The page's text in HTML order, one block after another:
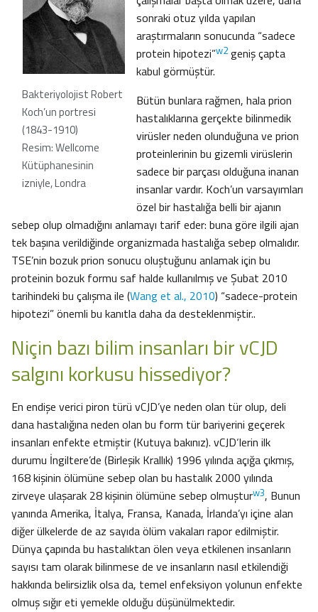
Bakteriyolojist Robert
Koch’un portresi
(1843-1910)
Resim: Wellcome
Kütüphanesinin
izniyle, Londra
sonraki otuz yılda yapılan
araştırmaların sonucunda “sadece
protein hipotezi”w2geniş çapta
kabul görmüştür.
Bütün bunlara rağmen, hala prion
hastalıklarına gerçekte bilinmedik
virüsler neden olunduğuna ve prion
proteinlerinin bu gizemli virüslerin
sadece bir parçası olduğuna inanan
insanlar vardır. Koch’un varsayımları
özel bir hastalığa belli bir ajanın
sebep olup olmadığını anlamayı tarif eder: buna göre ilgili ajan
tek başına verildiğinde organizmada hastalığa sebep olmalıdır.
TSE’nin bozuk prion sonucu oluştuğunu anlamak için bu
proteinin bozuk formu saf halde kullanılmış ve Şubat 2010
tarihindeki bu çalışma ile (Wang et al., 2010) “sadece-protein
hipotezi” önemli bu kanıtla daha da desteklenmiştir..
Niçin bazı bilim insanları bir vCJD
salgını korkusu hissediyor?
En endişe verici piron türü vCJD’ye neden olan tür olup, deli
dana hastalığına neden olan bu form tür bariyerini geçerek
insanları enfekte etmiştir (Kutuya bakınız). vCJD‘lerin ilk
durumu İngiltere’de (Birleşik Krallık) 1996 yılında açığa çıkmış,
168 kişinin ölümüne sebep olan bu hastalık 2000 yılında
zirveye ulaşarak 28 kişinin ölümüne sebep olmuşturw3, Bunun
yanında Amerika, İtalya, Fransa, Kanada, İrlanda’yı içine alan
diğer ülkelerde de az sayıda ölüm vakaları rapor edilmiştir.
Dünya çapında bu hastalıktan ölen veya etkilenen insanların
sayısı tam olarak bilinmese de ve insanların nasıl etkilendiği
hakkında belirsizlik olsa da, temel enfeksiyon yolunun enfekte
olmuş sığır eti yemekle olduğu düşünülmektedir.